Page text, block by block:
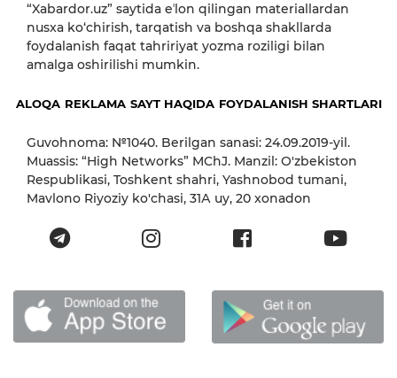
“Xabardor.uz” saytida eʼlon qilingan materiallardan
nusxa ko‘chirish, tarqatish va boshqa shakllarda
foydalanish faqat tahririyat yozma roziligi bilan
amalga oshirilishi mumkin.
ALOQA REKLAMA SAYT HAQIDA FOYDALANISH SHARTLARI
Guvohnoma: №1040. Berilgan sanasi: 24.09.2019-yil.
Muassis: “High Networks” MChJ. Manzil: O'zbekiston
Respublikasi, Toshkent shahri, Yashnobod tumani,
Mavlono Riyoziy ko'chasi, 31А uy, 20 xonadon